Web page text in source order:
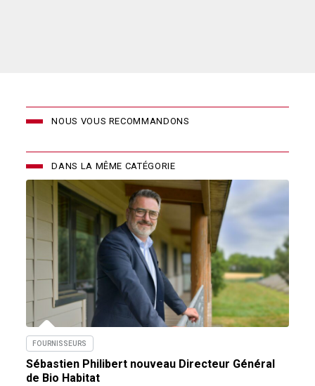
NOUS VOUS RECOMMANDONS
DANS LA MÊME CATÉGORIE
FOURNISSEURS
Sébastien Philibert nouveau Directeur Général
de Bio Habitat